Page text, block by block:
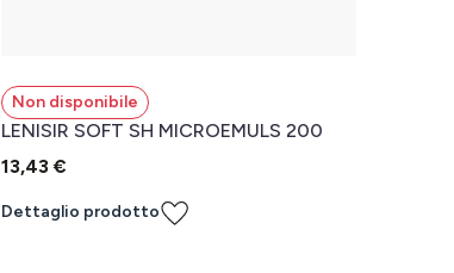
Non disponibile
LENISIR SOFT SH MICROEMULS 200
13,43 €
Dettaglio prodotto